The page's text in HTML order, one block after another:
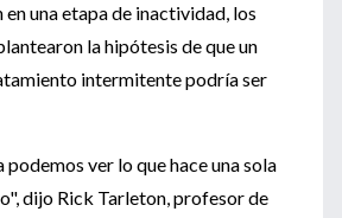
una etapa de inactividad, los
la hipótesis de que un
intermitente podría ser
podemos ver lo que hace una sola
dijo Rick Tarleton, profesor de